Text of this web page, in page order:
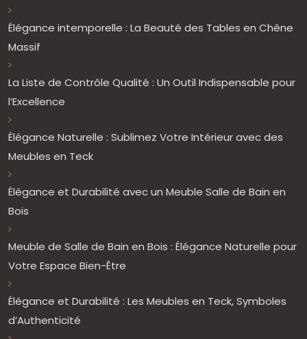
Élégance intemporelle : La Beauté des Tables en Chêne
Massif
La Liste de Contrôle Qualité : Un Outil Indispensable pour
l’Excellence
Élégance Naturelle : Sublimez Votre Intérieur avec des
Meubles en Teck
Élégance et Durabilité avec un Meuble Salle de Bain en
Bois
Meuble de Salle de Bain en Bois : Élégance Naturelle pour
Votre Espace Bien-Être
Élégance et Durabilité : Les Meubles en Teck, Symboles
d’Authenticité